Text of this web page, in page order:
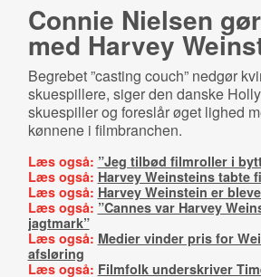
Connie Nielsen
med Harvey
Begrebet ”casting couch” nedgør
skuespillere, siger den danske
skuespiller og foreslår øget lighed
kønnene i filmbranchen.
Læs også: ”Jeg tilbød filmroller i
Læs også: Harvey Weinsteins tabte
Læs også: Harvey Weinstein er
Læs også: ”Cannes var Harvey
jagtmark”
Læs også: Medier vinder pris for
afsløring
Læs også: Filmfolk underskriver